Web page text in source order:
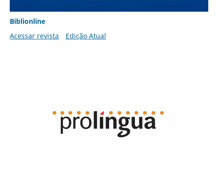
Biblionline
Acessar revista
Edição Atual